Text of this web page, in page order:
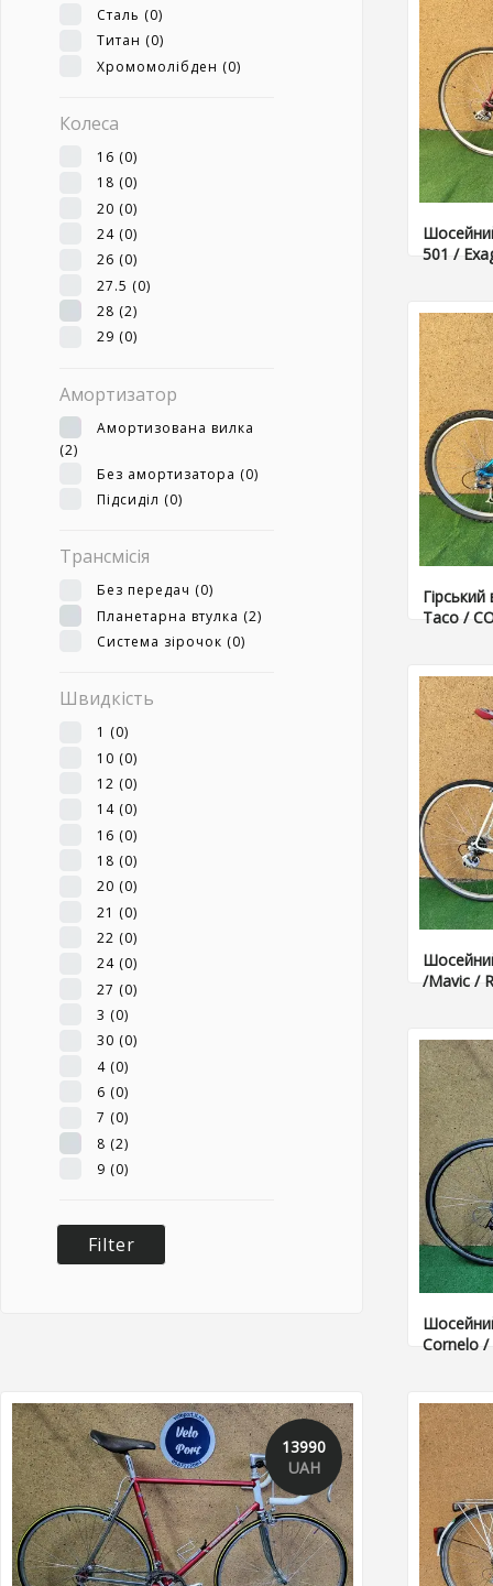
Сталь (0)
Титан (0)
Хромомолібден (0)
Колеса
16 (0)
18 (0)
20 (0)
24 (0)
26 (0)
27.5 (0)
28 (2)
29 (0)
Амортизатор
Амортизована вилка
(2)
Без амортизатора (0)
Підсиділ (0)
Трансмісія
Без передач (0)
Планетарна втулка (2)
Система зірочок (0)
Швидкість
1 (0)
10 (0)
12 (0)
14 (0)
16 (0)
18 (0)
20 (0)
21 (0)
22 (0)
24 (0)
27 (0)
3 (0)
30 (0)
4 (0)
6 (0)
7 (0)
8 (2)
9 (0)
501 /
Taco /
/Mavic /
Cornelo /
13990
UAH